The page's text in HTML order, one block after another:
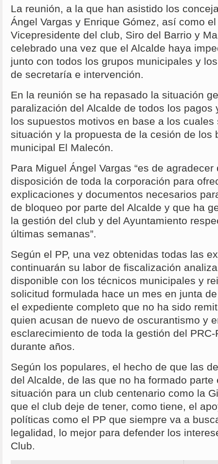
La reunión, a la que han asistido los
Ángel Vargas y Enrique Gómez, así como
Vicepresidente del club, Siro del Barrio y
celebrado una vez que el Alcalde haya
junto con todos los grupos municipales y
de secretaría e intervención.
En la reunión se ha repasado la situación
paralización del Alcalde de todos los pagos
los supuestos motivos en base a los cuales
situación y la propuesta de la cesión de los
municipal El Malecón.
Para Miguel Ángel Vargas “es de
disposición de toda la corporación para
explicaciones y documentos necesarios
de bloqueo por parte del Alcalde y que ha
la gestión del club y del Ayuntamiento
últimas semanas”.
Según el PP, una vez obtenidas todas las
continuarán su labor de fiscalización
disponible con los técnicos municipales y
solicitud formulada hace un mes en junta
el expediente completo que no ha sido
quien acusan de nuevo de oscurantismo y
esclarecimiento de toda la gestión del
durante años.
Según los populares, el hecho de que las
del Alcalde, de las que no ha formado
situación para un club centenario como la
que el club deje de tener, como tiene, el
políticas como el PP que siempre va a
legalidad, lo mejor para defender los
Club.